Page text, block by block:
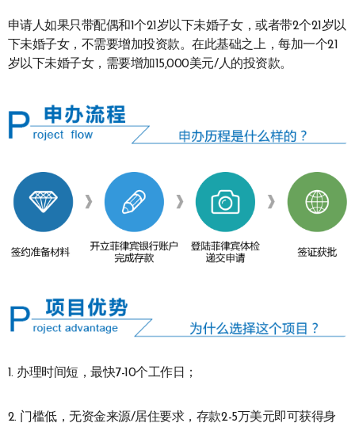
申请人如果只带配偶和1个21岁以下未婚子女，或者带2个21岁以
下未婚子女，不需要增加投资款。在此基础之上，每加一个21
岁以下未婚子女，需要增加15,000美元/人的投资款。
1. 办理时间短，最快7-10个工作日；
2. 门槛低，无资金来源/居住要求，存款2-5万美元即可获得身